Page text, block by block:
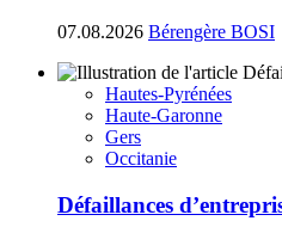
07.08.2026 Bérengère BOSI
Hautes-Pyrénées
Haute-Garonne
Gers
Occitanie
Défaillances